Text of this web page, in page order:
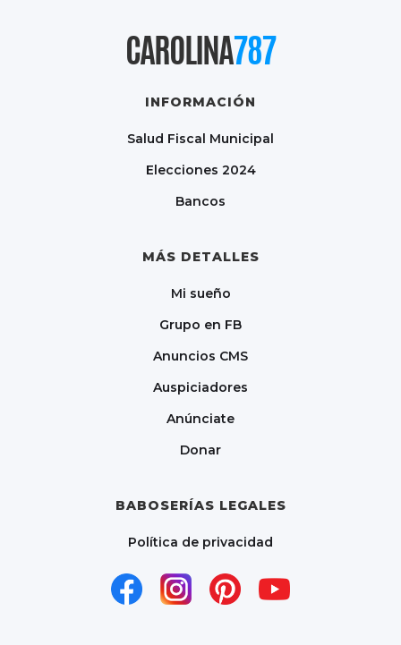
CAROLINA787
INFORMACIÓN
Salud Fiscal Municipal
Elecciones 2024
Bancos
MÁS DETALLES
Mi sueño
Grupo en FB
Anuncios CMS
Auspiciadores
Anúnciate
Donar
BABOSERÍAS LEGALES
Política de privacidad